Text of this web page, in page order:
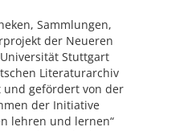
Sammlungen,
der Neueren
Stuttgart
Literaturarchiv
und gefördert von der
der Initiative
lehren und lernen“